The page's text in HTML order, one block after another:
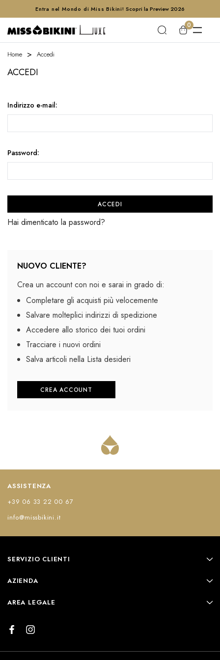
Entra nel Mondo di Miss Bikini! Scopri la Preview 2026
0
Home Accedi
ACCEDI
Indirizzo e-mail:
Password:
Hai dimenticato la password?
NUOVO CLIENTE?
Crea un account con noi e sarai in grado di:
Completare gli acquisti più velocemente
Salvare molteplici indirizzi di spedizione
Accedere allo storico dei tuoi ordini
Tracciare i nuovi ordini
Salva articoli nella Lista desideri
CREA ACCOUNT
ASSISTENZA
+39 06 33 22 00 67
info@missbikini.it
SERVIZIO CLIENTI
AZIENDA
AREA LEGALE